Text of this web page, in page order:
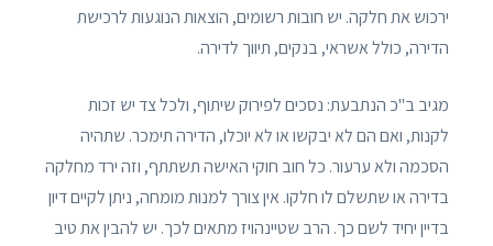
ירכוש את חלקה. יש חובות רשומים, הוצאות הנוגעות לרכישת
הדירה, כולל אשראי, בנקים, תיווך לדירה.
מגיב ב"כ הנתבעת: נסכים לפירוק שיתוף, ולכל צד יש זכות
לקנות, ואם הם לא יבקשו או לא יוכלו, הדירה תימכר. שתהיה
הסכמה ולא ערעור. כל חוב חוקי האישה תשתתף, וזה ירד מחלקה
בדירה או שתשלם לו חלקו. אין צורך למנות מומחה, ניתן לקיים דיון
בדיין יחיד לשם כך. הרב שטיינהויז מתאים לכך. יש להבין את טיב